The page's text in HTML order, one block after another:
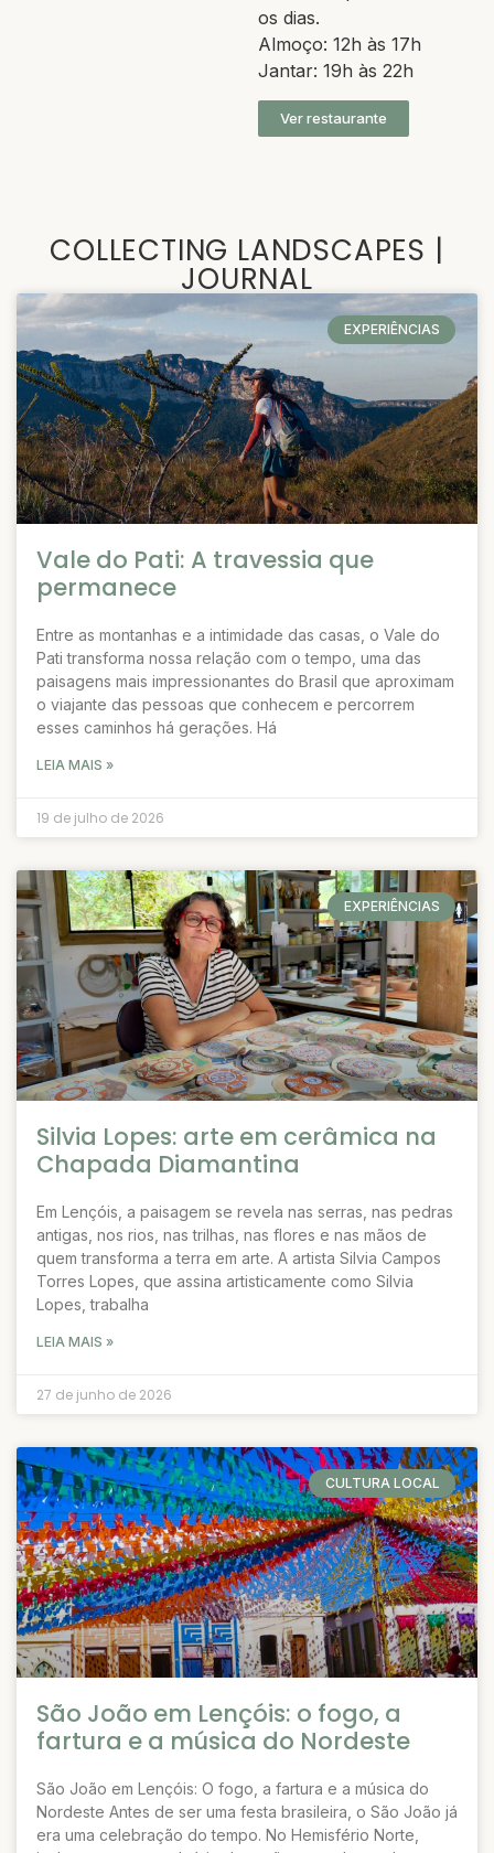
os dias.
Almoço: 12h às 17h
Jantar: 19h às 22h
Ver restaurante
COLLECTING LANDSCAPES |
JOURNAL
EXPERIÊNCIAS
Vale do Pati: A travessia que
permanece
Entre as montanhas e a intimidade das casas, o Vale do
Pati transforma nossa relação com o tempo, uma das
paisagens mais impressionantes do Brasil que aproximam
o viajante das pessoas que conhecem e percorrem
esses caminhos há gerações. Há
LEIA MAIS »
19 de julho de 2026
EXPERIÊNCIAS
Silvia Lopes: arte em cerâmica na
Chapada Diamantina
Em Lençóis, a paisagem se revela nas serras, nas pedras
antigas, nos rios, nas trilhas, nas flores e nas mãos de
quem transforma a terra em arte. A artista Silvia Campos
Torres Lopes, que assina artisticamente como Silvia
Lopes, trabalha
LEIA MAIS »
27 de junho de 2026
CULTURA LOCAL
São João em Lençóis: o fogo, a
fartura e a música do Nordeste
São João em Lençóis: O fogo, a fartura e a música do
Nordeste Antes de ser uma festa brasileira, o São João já
era uma celebração do tempo. No Hemisfério Norte,